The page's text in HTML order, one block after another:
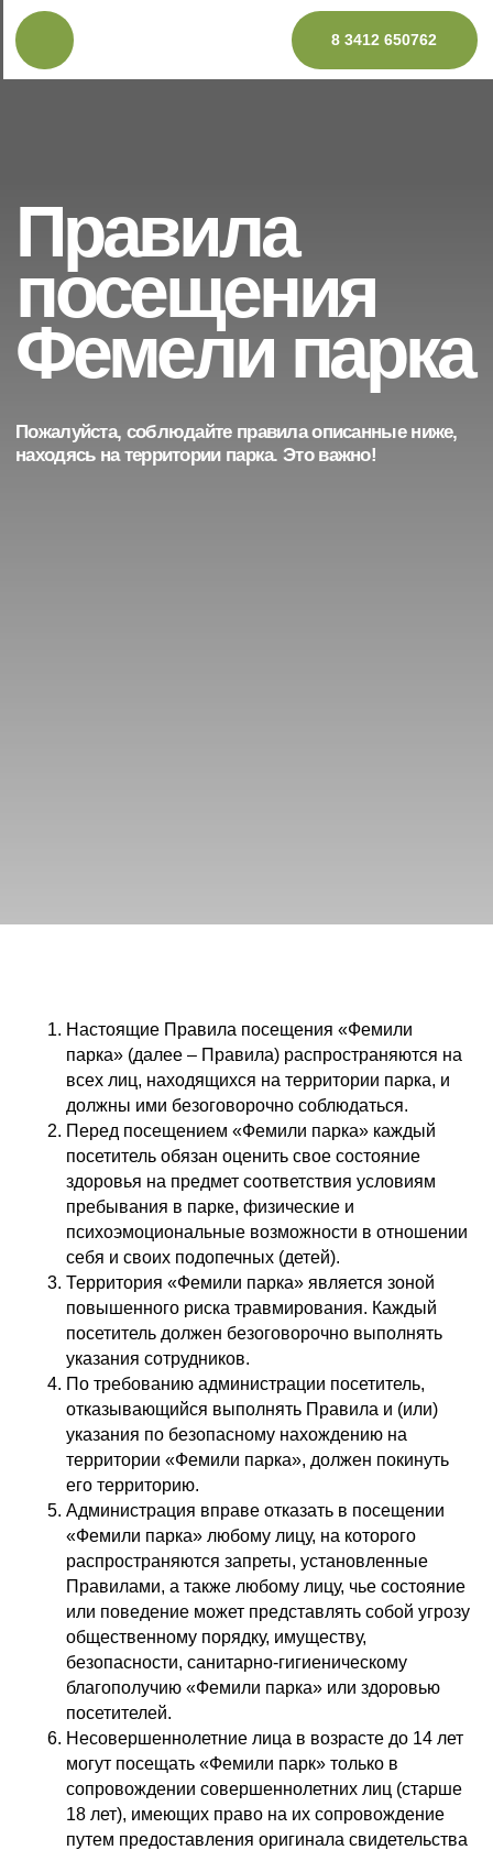
8 3412 650762
Пожалуйста, соблюдайте правила описанные ниже,
находясь на территории парка. Это важно!
посещения
Фемели парка
Настоящие Правила посещения «Фемили
парка» (далее – Правила) распространяются на
всех лиц, находящихся на территории парка, и
должны ими безоговорочно соблюдаться.
Перед посещением «Фемили парка» каждый
посетитель обязан оценить свое состояние
здоровья на предмет соответствия условиям
пребывания в парке, физические и
психоэмоциональные возможности в отношении
себя и своих подопечных (детей).
Территория «Фемили парка» является зоной
повышенного риска травмирования. Каждый
посетитель должен безоговорочно выполнять
указания сотрудников.
По требованию администрации посетитель,
отказывающийся выполнять Правила и (или)
указания по безопасному нахождению на
территории «Фемили парка», должен покинуть
его территорию.
Администрация вправе отказать в посещении
«Фемили парка» любому лицу, на которого
распространяются запреты, установленные
Правилами, а также любому лицу, чье состояние
или поведение может представлять собой угрозу
общественному порядку, имуществу,
безопасности, санитарно-гигиеническому
благополучию «Фемили парка» или здоровью
посетителей.
Несовершеннолетние лица в возрасте до 14 лет
могут посещать «Фемили парк» только в
сопровождении совершеннолетних лиц (старше
18 лет), имеющих право на их сопровождение
путем предоставления оригинала свидетельства